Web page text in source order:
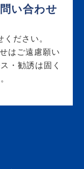
い合わせ
ださい。
はご遠慮願い
・勧誘は固く